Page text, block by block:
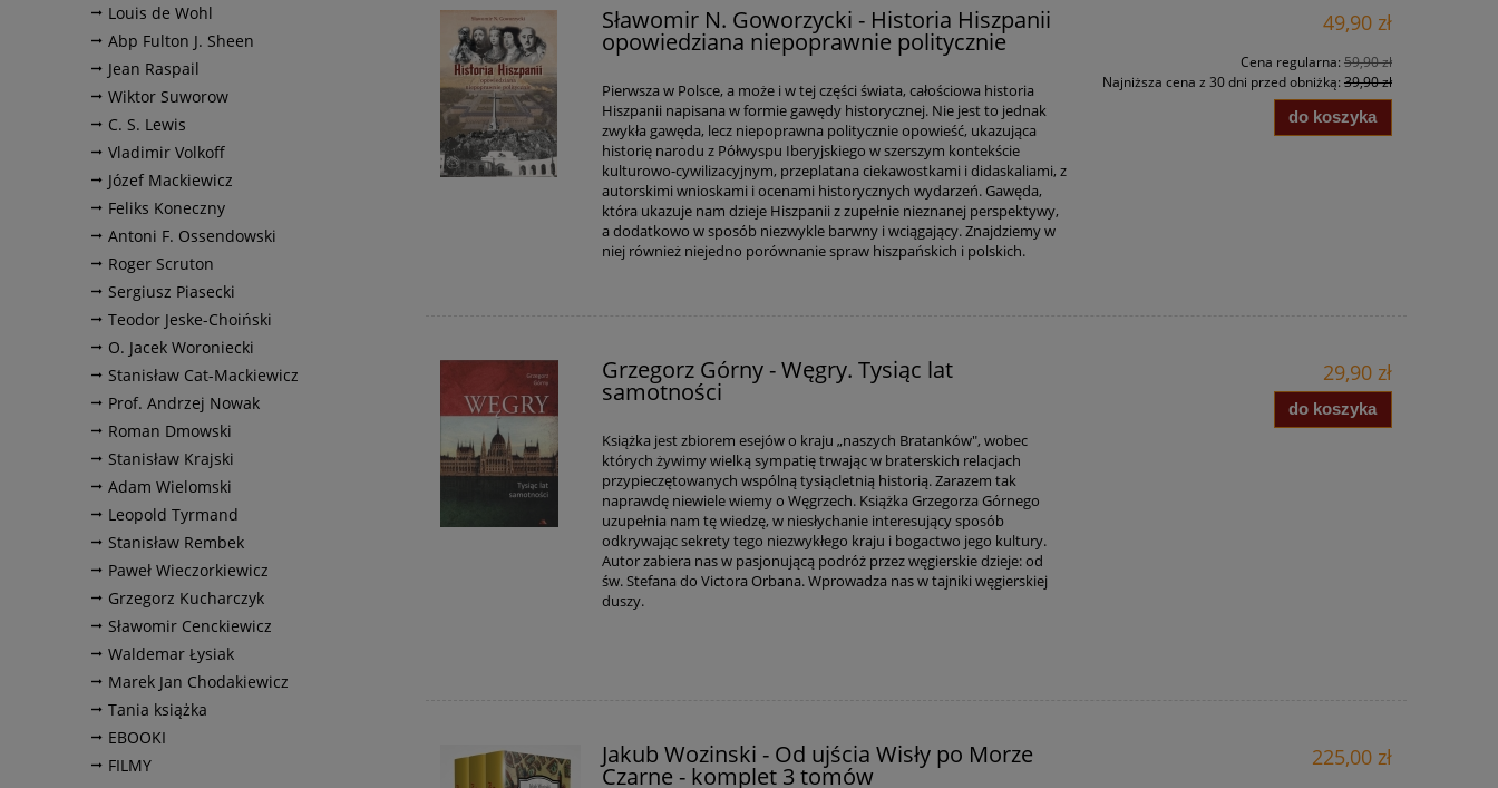
Louis de Wohl
Abp Fulton J. Sheen
Jean Raspail
Wiktor Suworow
C. S. Lewis
Vladimir Volkoff
Józef Mackiewicz
Feliks Koneczny
Antoni F. Ossendowski
Roger Scruton
Sergiusz Piasecki
Teodor Jeske-Choiński
O. Jacek Woroniecki
Stanisław Cat-Mackiewicz
Prof. Andrzej Nowak
Roman Dmowski
Stanisław Krajski
Adam Wielomski
Leopold Tyrmand
Stanisław Rembek
Paweł Wieczorkiewicz
Grzegorz Kucharczyk
Sławomir Cenckiewicz
Waldemar Łysiak
Marek Jan Chodakiewicz
Tania książka
EBOOKI
FILMY
Sławomir N. Goworzycki - Historia Hiszpanii
opowiedziana niepoprawnie politycznie
Pierwsza w Polsce, a może i w tej części świata, całościowa historia
Hiszpanii napisana w formie gawędy historycznej. Nie jest to jednak
zwykła gawęda, lecz niepoprawna politycznie opowieść, ukazująca
historię narodu z Półwyspu Iberyjskiego w szerszym kontekście
kulturowo-cywilizacyjnym, przeplatana ciekawostkami i didaskaliami, z
autorskimi wnioskami i ocenami historycznych wydarzeń. Gawęda,
która ukazuje nam dzieje Hiszpanii z zupełnie nieznanej perspektywy,
a dodatkowo w sposób niezwykle barwny i wciągający. Znajdziemy w
niej również niejedno porównanie spraw hiszpańskich i polskich.
49,90 zł
Cena regularna: 59,90 zł
Najniższa cena z 30 dni przed obniżką: 39,90 zł
do koszyka
Grzegorz Górny - Węgry. Tysiąc lat
samotności
Książka jest zbiorem esejów o kraju „naszych Bratanków", wobec
których żywimy wielką sympatię trwając w braterskich relacjach
przypieczętowanych wspólną tysiącletnią historią. Zarazem tak
naprawdę niewiele wiemy o Węgrzech. Książka Grzegorza Górnego
uzupełnia nam tę wiedzę, w niesłychanie interesujący sposób
odkrywając sekrety tego niezwykłego kraju i bogactwo jego kultury.
Autor zabiera nas w pasjonującą podróż przez węgierskie dzieje: od
św. Stefana do Victora Orbana. Wprowadza nas w tajniki węgierskiej
duszy.
29,90 zł
do koszyka
Jakub Wozinski - Od ujścia Wisły po Morze
Czarne - komplet 3 tomów
225,00 zł